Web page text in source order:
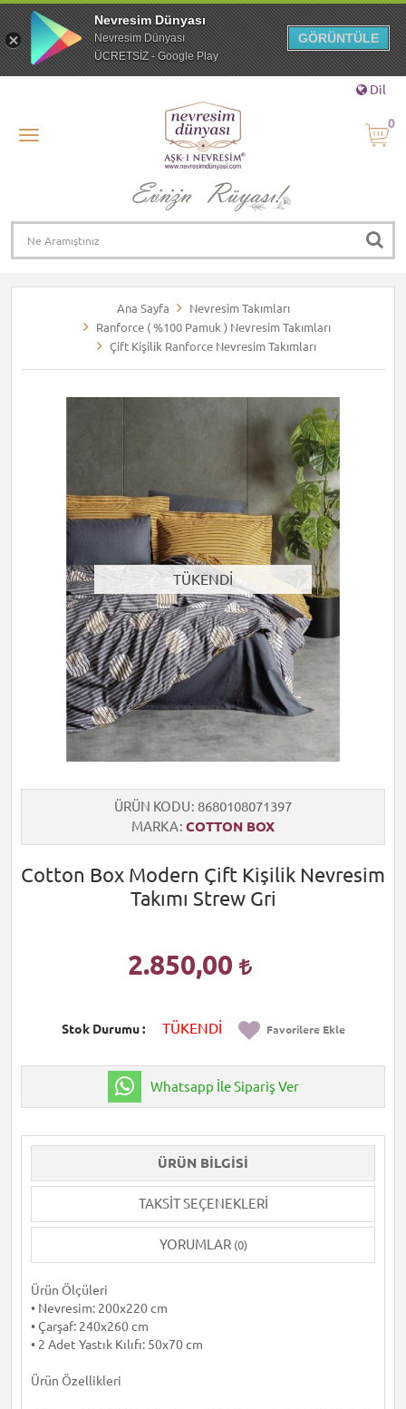
Dil
0
Ana Sayfa
Nevresim Takımları
Ranforce ( %100 Pamuk ) Nevresim Takımları
Çift Kişilik Ranforce Nevresim Takımları
TÜKENDİ
ÜRÜN KODU 8680108071397
MARKA COTTON BOX
Cotton Box Modern Çift Kişilik Nevresim
Takımı Strew Gri
2.850,00
Stok Durumu TÜKENDİ Favorilere Ekle
Whatsapp İle Sipariş Ver
ÜRÜN BILGISI
TAKSIT SEÇENEKLERI
YORUMLAR (0)
Ürün Ölçüleri
• Nevresim: 200x220 cm
• Çarşaf: 240x260 cm
• 2 Adet Yastık Kılıfı: 50x70 cm
Ürün Özellikleri
Nevresim Dünyası
Nevresim Dünyası
ÜCRETSİZ - Google Play
GÖRÜNTÜLE